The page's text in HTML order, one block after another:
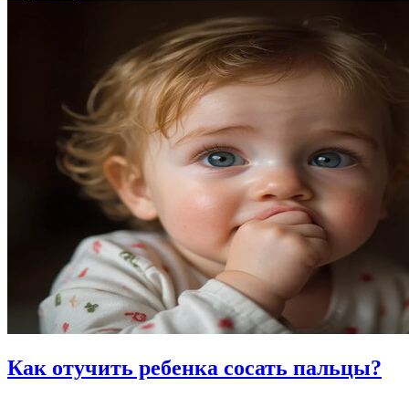
Как отучить ребенка сосать пальцы?